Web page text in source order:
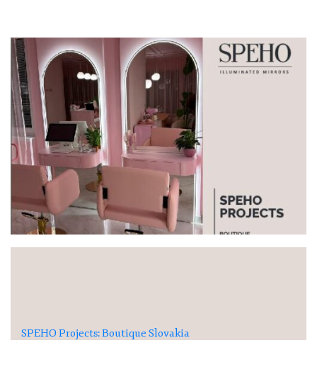
SPEHO Projects: Boutique Slovakia